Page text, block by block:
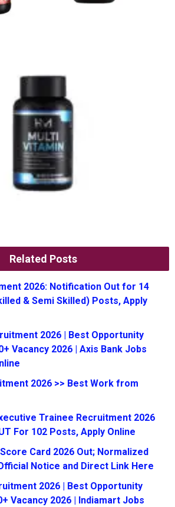
Related Posts
2026: Notification Out for 14
& Semi Skilled) Posts, Apply
2026 | Best Opportunity
Vacancy 2026 | Axis Bank Jobs
2026 >> Best Work from
Trainee Recruitment 2026
For 102 Posts, Apply Online
Card 2026 Out; Normalized
Notice and Direct Link Here
2026 | Best Opportunity
Vacancy 2026 | Indiamart Jobs